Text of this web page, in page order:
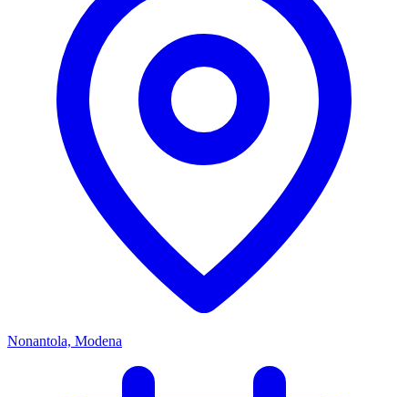
Nonantola, Modena